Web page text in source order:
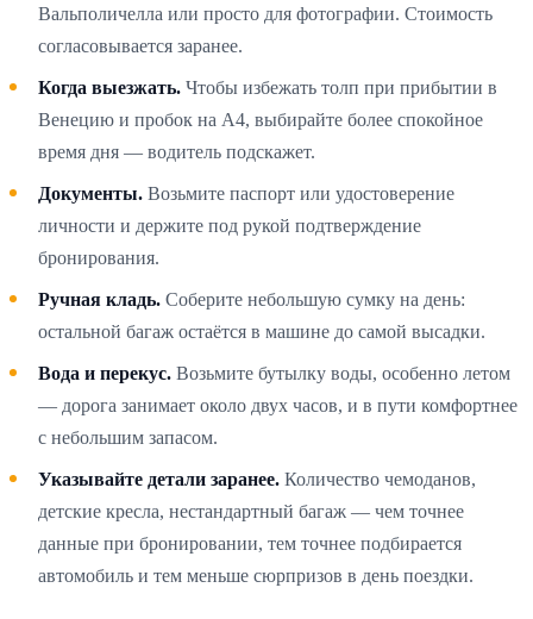
Вальполичелла или просто для фотографии. Стоимость
согласовывается заранее.
Когда выезжать. Чтобы избежать толп при прибытии в
Венецию и пробок на A4, выбирайте более спокойное
время дня — водитель подскажет.
Документы. Возьмите паспорт или удостоверение
личности и держите под рукой подтверждение
бронирования.
Ручная кладь. Соберите небольшую сумку на день:
остальной багаж остаётся в машине до самой высадки.
Вода и перекус. Возьмите бутылку воды, особенно летом
— дорога занимает около двух часов, и в пути комфортнее
с небольшим запасом.
Указывайте детали заранее. Количество чемоданов,
детские кресла, нестандартный багаж — чем точнее
данные при бронировании, тем точнее подбирается
автомобиль и тем меньше сюрпризов в день поездки.